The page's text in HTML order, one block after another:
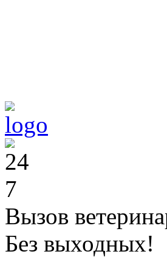
Вызов
Без выходных!